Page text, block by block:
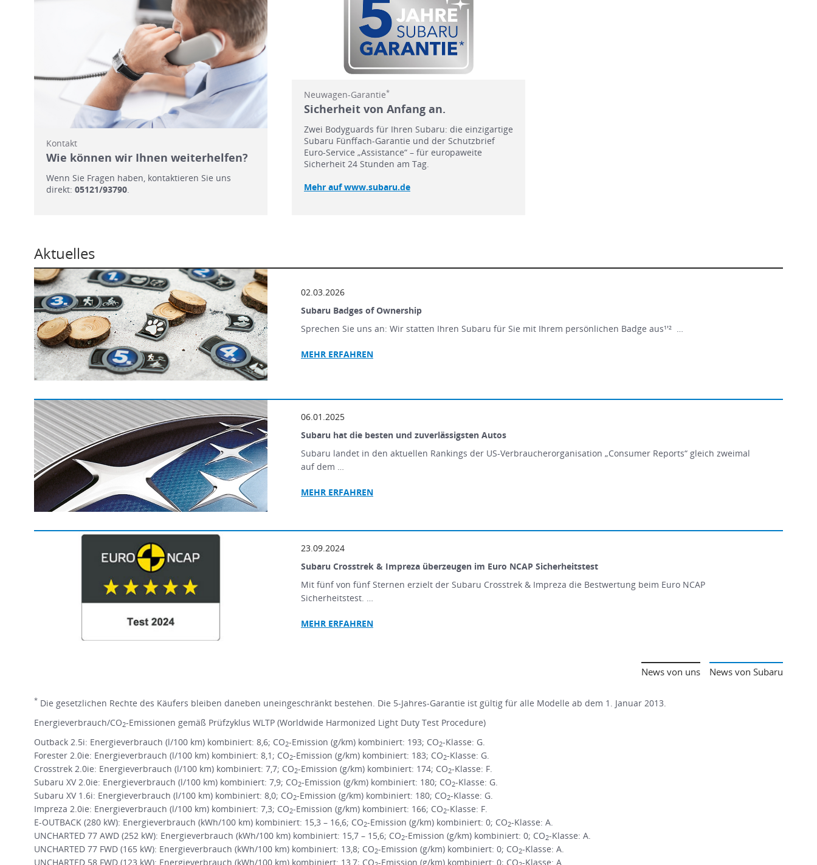
Kontakt
Wie können wir Ihnen weiterhelfen?
Wenn Sie Fragen haben, kontaktieren Sie uns
direkt: 05121/93790
Neuwagen-Garantie*
Sicherheit von Anfang an.
Zwei Bodyguards für Ihren Subaru: die einzigartige
Subaru Fünffach-Garantie und der Schutzbrief
Euro-Service „Assistance“ – für europaweite
Sicherheit 24 Stunden am Tag.
Mehr auf www.subaru.de
Aktuelles
02.03.2026
Subaru Badges of Ownership
Sprechen Sie uns an: Wir statten Ihren Subaru für Sie mit Ihrem persönlichen Badge aus¹'² …
MEHR ERFAHREN
06.01.2025
Subaru hat die besten und zuverlässigsten Autos
Subaru landet in den aktuellen Rankings der US-Verbraucherorganisation „Consumer Reports“ gleich zweimal
auf dem …
MEHR ERFAHREN
23.09.2024
Subaru Crosstrek & Impreza überzeugen im Euro NCAP Sicherheitstest
Mit fünf von fünf Sternen erzielt der Subaru Crosstrek & Impreza die Bestwertung beim Euro NCAP
Sicherheitstest. …
MEHR ERFAHREN
News von Subaru
News von uns
* Die gesetzlichen Rechte des Käufers bleiben daneben uneingeschränkt bestehen. Die 5-Jahres-Garantie ist gültig für alle Modelle ab dem 1. Januar 2013.
Energieverbrauch/CO2-Emissionen gemäß Prüfzyklus WLTP (Worldwide Harmonized Light Duty Test Procedure)
Outback 2.5i: Energieverbrauch (l/100 km) kombiniert: 8,6; CO2-Emission (g/km) kombiniert: 193; CO2-Klasse: G.
Forester 2.0ie: Energieverbrauch (l/100 km) kombiniert: 8,1; CO2-Emission (g/km) kombiniert: 183; CO2-Klasse: G.
Crosstrek 2.0ie: Energieverbrauch (l/100 km) kombiniert: 7,7; CO2-Emission (g/km) kombiniert: 174; CO2-Klasse: F.
Subaru XV 2.0ie: Energieverbrauch (l/100 km) kombiniert: 7,9; CO2-Emission (g/km) kombiniert: 180; CO2-Klasse: G.
Subaru XV 1.6i: Energieverbrauch (l/100 km) kombiniert: 8,0; CO2-Emission (g/km) kombiniert: 180; CO2-Klasse: G.
Impreza 2.0ie: Energieverbrauch (l/100 km) kombiniert: 7,3; CO2-Emission (g/km) kombiniert: 166; CO2-Klasse: F.
E-OUTBACK (280 kW): Energieverbrauch (kWh/100 km) kombiniert: 15,3 – 16,6; CO2-Emission (g/km) kombiniert: 0; CO2-Klasse: A.
UNCHARTED 77 AWD (252 kW): Energieverbrauch (kWh/100 km) kombiniert: 15,7 – 15,6; CO2-Emission (g/km) kombiniert: 0; CO2-Klasse: A.
UNCHARTED 77 FWD (165 kW): Energieverbrauch (kWh/100 km) kombiniert: 13,8; CO2-Emission (g/km) kombiniert: 0; CO2-Klasse: A.
UNCHARTED 58 FWD (123 kW): Energieverbrauch (kWh/100 km) kombiniert: 13,7; CO -Emission (g/km) kombiniert: 0; CO -Klasse: A.